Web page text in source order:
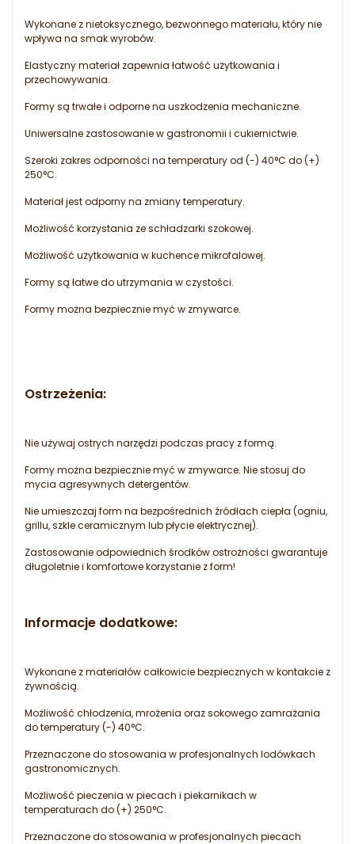
Wykonane z nietoksycznego, bezwonnego materiału, który nie
wpływa na smak wyrobów.
Elastyczny materiał zapewnia łatwość użytkowania i
przechowywania.
Formy są trwałe i odporne na uszkodzenia mechaniczne.
Uniwersalne zastosowanie w gastronomii i cukiernictwie.
Szeroki zakres odporności na temperatury od (-) 40°C do (+)
250°C.
Materiał jest odporny na zmiany temperatury.
Możliwość korzystania ze schładzarki szokowej.
Możliwość użytkowania w kuchence mikrofalowej.
Formy są łatwe do utrzymania w czystości.
Formy można bezpiecznie myć w zmywarce.
Ostrzeżenia:
Nie używaj ostrych narzędzi podczas pracy z formą.
Formy można bezpiecznie myć w zmywarce. Nie stosuj do
mycia agresywnych detergentów.
Nie umieszczaj form na bezpośrednich źródłach ciepła (ogniu,
grillu, szkle ceramicznym lub płycie elektrycznej).
Zastosowanie odpowiednich środków ostrożności gwarantuje
długoletnie i komfortowe korzystanie z form!
Informacje dodatkowe:
Wykonane z materiałów całkowicie bezpiecznych w kontakcie z
żywnością.
Możliwość chłodzenia, mrożenia oraz sokowego zamrażania
do temperatury (-) 40°C.
Przeznaczone do stosowania w profesjonalnych lodówkach
gastronomicznych.
Możliwość pieczenia w piecach i piekarnikach w
temperaturach do (+) 250°C.
Przeznaczone do stosowania w profesjonalnych piecach